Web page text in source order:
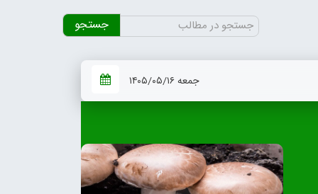
جستجو
برای:
جمعه ۱۴۰۵/۰۵/۱۶